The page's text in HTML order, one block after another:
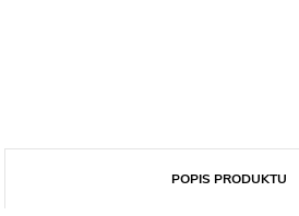
POPIS PRODUKTU